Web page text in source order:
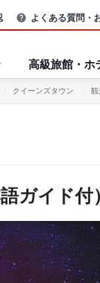
よくある質問・
高級旅館・ホ
クイーンズタウン 観
ガイド付）